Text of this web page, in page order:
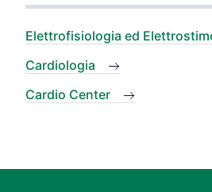
Elettrofisiologia ed
Cardiologia
Cardio Center